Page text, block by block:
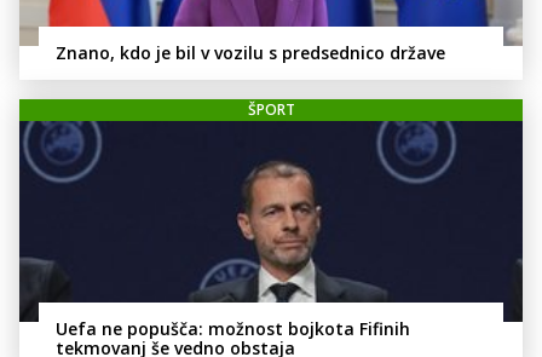
Znano, kdo je bil v vozilu s predsednico države
ŠPORT
Uefa ne popušča: možnost bojkota Fifinih
tekmovanj še vedno obstaja